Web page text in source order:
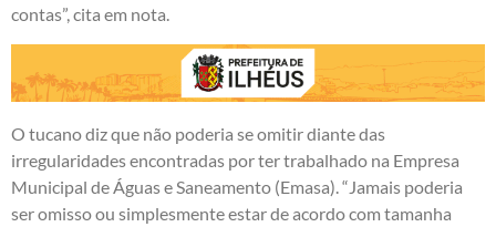
contas”, cita em nota.
O tucano diz que não poderia se omitir diante das
irregularidades encontradas por ter trabalhado na Empresa
Municipal de Águas e Saneamento (Emasa). “Jamais poderia
ser omisso ou simplesmente estar de acordo com tamanha